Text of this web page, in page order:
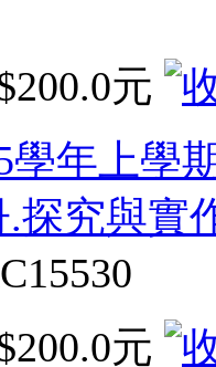
元
學年上學
.探究與
元